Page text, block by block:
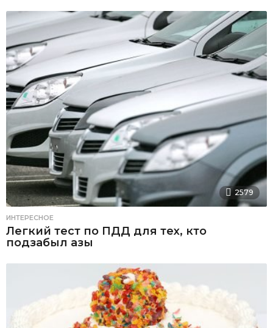
2579
ИНТЕРЕСНОЕ
Легкий тест по ПДД для тех, кто
подзабыл азы